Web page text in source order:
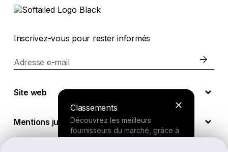
Classements
Découvrez les meilleurs
fournisseurs du marché, grâce à
Inscrivez-vous pour rester informés
Adresse e-mail
Site web
Mentions juridiques